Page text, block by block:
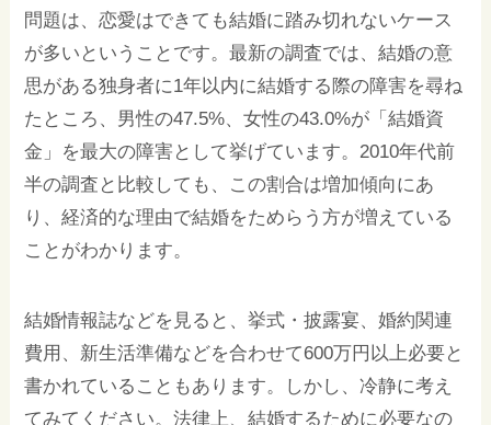
問題は、恋愛はできても結婚に踏み切れないケース
が多いということです。最新の調査では、結婚の意
思がある独身者に1年以内に結婚する際の障害を尋ね
たところ、男性の47.5%、女性の43.0%が「結婚資
金」を最大の障害として挙げています。2010年代前
半の調査と比較しても、この割合は増加傾向にあ
り、経済的な理由で結婚をためらう方が増えている
ことがわかります。
結婚情報誌などを見ると、挙式・披露宴、婚約関連
費用、新生活準備などを合わせて600万円以上必要と
書かれていることもあります。しかし、冷静に考え
てみてください。法律上、結婚するために必要なの